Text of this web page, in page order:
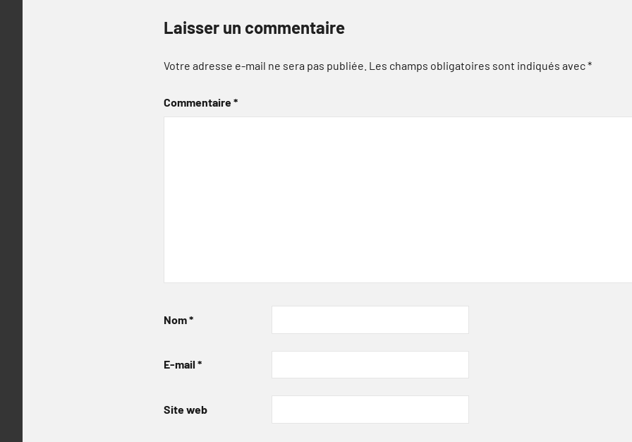
Laisser un commentaire
Votre adresse e-mail ne sera pas publiée. Les champs obligatoires sont indiqués avec*
Commentaire*
Nom*
E-mail *
Site web